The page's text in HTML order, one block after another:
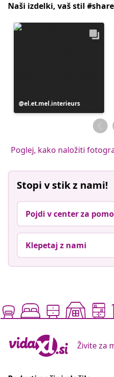
Naši izdelki, vaš stil
Objavo
je
el.et.mel.interieurs
Poglej, kako naložiti
Stopi v stik z nami!
Pojdi v center za
Klepetaj z nami
Živite za